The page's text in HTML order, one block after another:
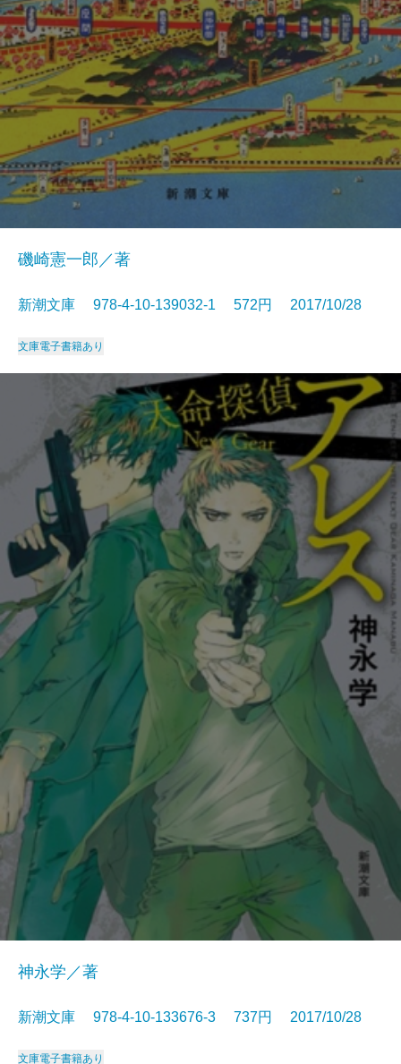
磯崎憲一郎／著
新潮文庫 978-4-10-139032-1 572円 2017/10/28
文庫電子書籍あり
神永学／著
新潮文庫 978-4-10-133676-3 737円 2017/10/28
文庫電子書籍あり